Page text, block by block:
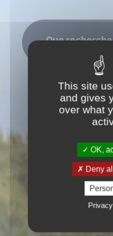
Que
This site
and gives
over what
OK,
Deny